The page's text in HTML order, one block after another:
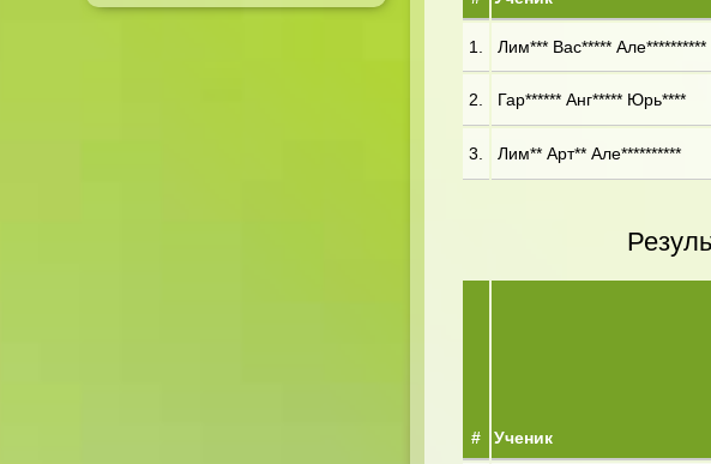
1. Лим*** Вас***** Але**********
2. Гар****** Анг***** Юрь****
3. Лим** Арт** Але**********
# Ученик